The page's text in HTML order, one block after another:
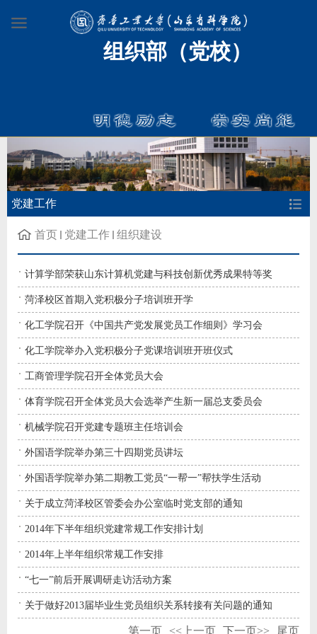
组织部（党校）
党建工作
首页 党建工作 组织建设
计算学部荣获山东计算机党建与科技创新优秀成果特等奖
菏泽校区首期入党积极分子培训班开学
化工学院召开《中国共产党发展党员工作细则》学习会
化工学院举办入党积极分子党课培训班开班仪式
工商管理学院召开全体党员大会
体育学院召开全体党员大会选举产生新一届总支委员会
机械学院召开党建专题班主任培训会
外国语学院举办第三十四期党员讲坛
外国语学院举办第二期教工党员“一帮一”帮扶学生活动
关于成立菏泽校区管委会办公室临时党支部的通知
2014年下半年组织党建常规工作安排计划
2014年上半年组织常规工作安排
“七一”前后开展调研走访活动方案
关于做好2013届毕业生党员组织关系转接有关问题的通知
第一页 <<上一页 下一页>> 尾页